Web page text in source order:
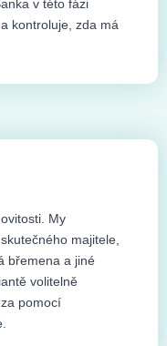
v této fázi
kontroluje, zda má
My
majitele,
břemena a jiné
volitelně
pomocí